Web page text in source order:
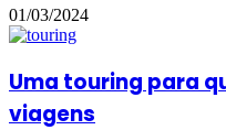
01/03/2024
Uma touring para
viagens